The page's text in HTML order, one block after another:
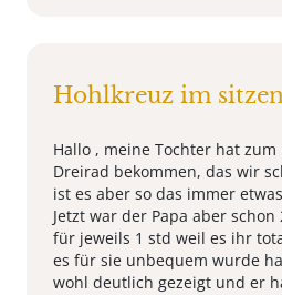
Hohlkreuz im
Hallo , meine Tochter hat
Dreirad bekommen, das wir
ist es aber so das immer
Jetzt war der Papa aber
für jeweils 1 std weil es ihr
es für sie unbequem wurde
wohl deutlich gezeigt und er